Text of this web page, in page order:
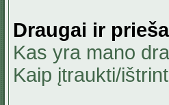
Draugai ir
Kas yra mano
Kaip įtraukti/